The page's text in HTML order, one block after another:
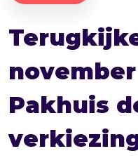
november
Pakhuis